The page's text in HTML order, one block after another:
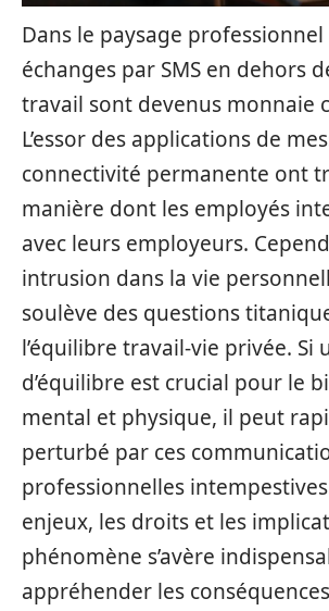
Dans le paysage
échanges par SMS en dehors
travail sont devenus monnaie
L’essor des applications de
connectivité permanente ont
manière dont les employés
avec leurs employeurs.
intrusion dans la vie
soulève des questions
l’équilibre travail-vie privée. Si
d’équilibre est crucial pour le
mental et physique, il peut
perturbé par ces
professionnelles
enjeux, les droits et les
phénomène s’avère
appréhender les